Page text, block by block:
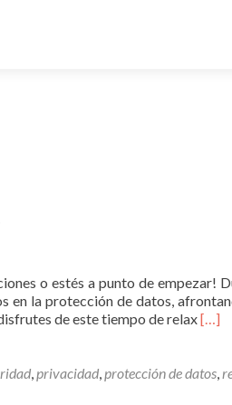
o estés a punto de empezar!
en la protección de datos,
de este tiempo de relaxLeer
con
[…]
,privacidad,protección de datos,